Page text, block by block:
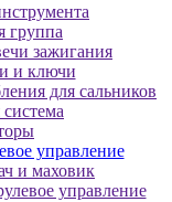
группа
зажигания
и ключи
для сальников
управление
и маховик
управление